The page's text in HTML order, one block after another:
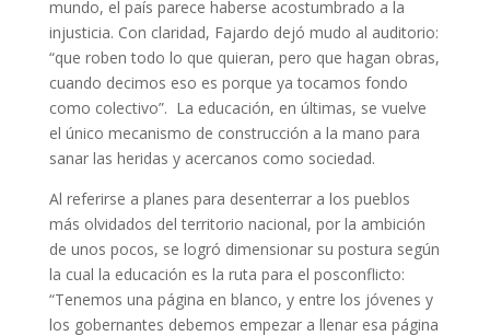
mundo, el país parece haberse acostumbrado a la
injusticia. Con claridad, Fajardo dejó mudo al auditorio:
“que roben todo lo que quieran, pero que hagan obras,
cuando decimos eso es porque ya tocamos fondo
como colectivo”. La educación, en últimas, se vuelve
el único mecanismo de construcción a la mano para
sanar las heridas y acercanos como sociedad.
Al referirse a planes para desenterrar a los pueblos
más olvidados del territorio nacional, por la ambición
de unos pocos, se logró dimensionar su postura según
la cual la educación es la ruta para el posconflicto:
“Tenemos una página en blanco, y entre los jóvenes y
los gobernantes debemos empezar a llenar esa página